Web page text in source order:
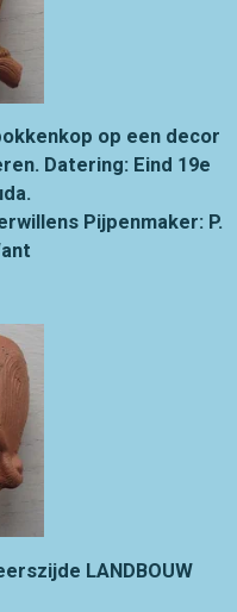
op een decor
Datering: Eind 19e
Pijpenmaker: P.
LANDBOUW